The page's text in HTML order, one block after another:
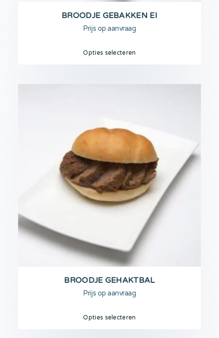
BROODJE GEBAKKEN EI
Prijs op aanvraag
Opties selecteren
BROODJE GEHAKTBAL
Prijs op aanvraag
Opties selecteren